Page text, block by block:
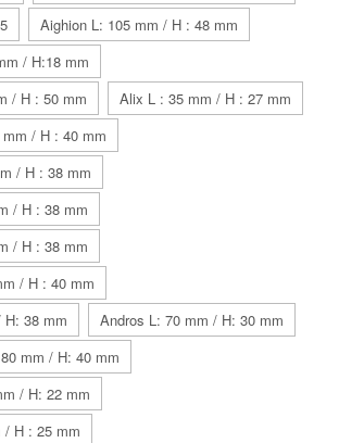
Aighion L: 105 mm / H : 48 mm
/ H:18 mm
/ H : 50 mm
Alix L : 35 mm / H : 27 mm
/ H : 40 mm
/ H : 38 mm
/ H : 38 mm
/ H : 38 mm
/ H : 40 mm
38 mm
Andros L: 70 mm / H: 30 mm
mm / H: 40 mm
/ H: 22 mm
/ H : 25 mm